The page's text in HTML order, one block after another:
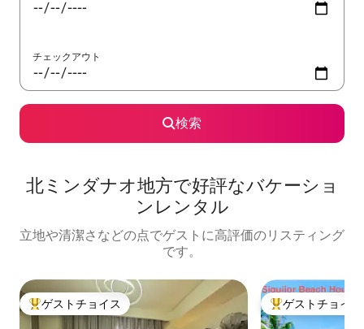
チェックアウト
検索
北ミンダナオ地方で好評なバケーショ
ンレンタル
立地や清潔さなどの点でゲストに高評価のリスティング
です。
大好評のゲストチョイスです。
ゲストチョイス 大好評のゲスト
ゲストチョイス